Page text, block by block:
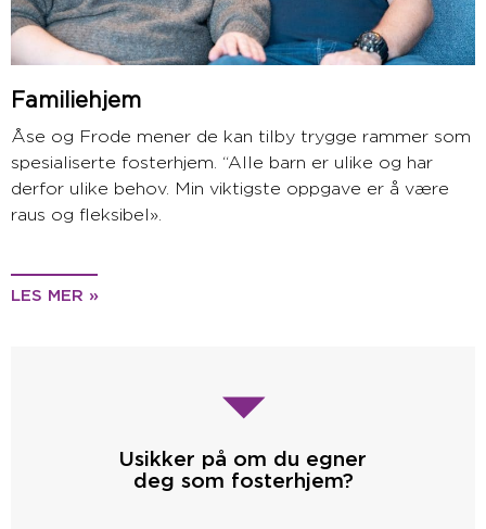
Familiehjem
Åse og Frode mener de kan tilby trygge rammer som
spesialiserte fosterhjem. “Alle barn er ulike og har
derfor ulike behov. Min viktigste oppgave er å være
raus og fleksibel».
LES MER »
Usikker på om du egner
deg som fosterhjem?